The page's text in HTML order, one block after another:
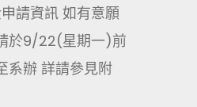
請資訊 如有意願
於9/22(星期一)前
系辦 詳請參見附